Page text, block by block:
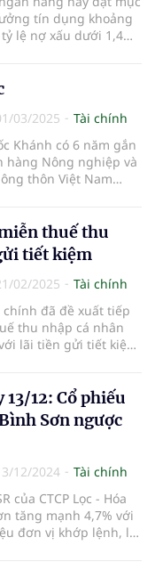
tín dụng khoảng
lệ nợ xấu dưới 1,4%.
ợi nhuận sau
03/2025
Tài chính
Khánh có 6 năm gắn
hàng Nông nghiệp và
thôn Việt Nam
thuế thu
tiết kiệm
02/2025
Tài chính
chính đã đề xuất tiếp
thu nhập cá nhân
lãi tiền gửi tiết kiệm,
cho nền kinh tế.
12: Cổ phiếu
Sơn ngược
12/2024
Tài chính
của CTCP Lọc - Hóa
tăng mạnh 4,7% với
đơn vị khớp lệnh, là